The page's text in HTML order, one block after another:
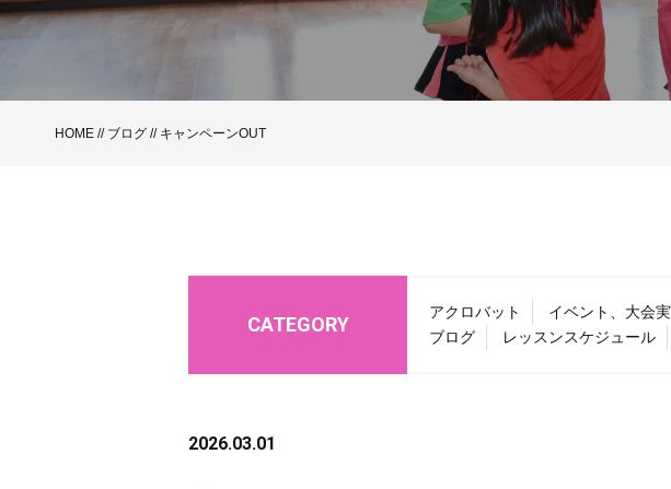
HOME // ブログ // キャンペーンOUT
CATEGORY
アクロバット イベント、大会
ブログ
レッスンスケジュール
2026.03.01